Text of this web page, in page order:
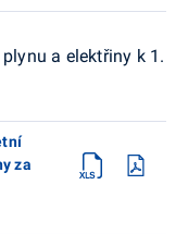
a elektřiny k 1.
za